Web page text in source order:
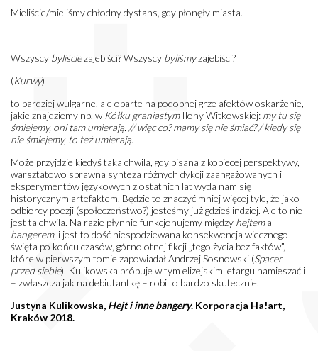
Mieliście/mieliśmy chłodny dystans, gdy płonęły miasta.
Wszyscy byliściezajebiści? Wszyscy byliśmyzajebiści?
(Kurwy)
to bardziej wulgarne, ale oparte na podobnej grze afektów oskarżenie,
jakie znajdziemy np. w Kółku graniastymIlony Witkowskiej: my tu się
śmiejemy, oni tam umierają. // więc co? mamy się nie śmiać? / kiedy się
nie śmiejemy, to też umierają.
Może przyjdzie kiedyś taka chwila, gdy pisana z kobiecej perspektywy,
warsztatowo sprawna synteza różnych dykcji zaangażowanych i
eksperymentów językowych z ostatnich lat wyda nam się
historycznym artefaktem. Będzie to znaczyć mniej więcej tyle, że jako
odbiorcy poezji (społeczeństwo?) jesteśmy już gdzieś indziej. Ale to nie
jest ta chwila. Na razie płynnie funkcjonujemy między hejtema
bangerem, i jest to dość niespodziewana konsekwencja wiecznego
święta po końcu czasów, górnolotnej fikcji „tego życia bez faktów”,
które w pierwszym tomie zapowiadał Andrzej Sosnowski (Spacer
przed siebie). Kulikowska próbuje w tym elizejskim letargu namieszać i
– zwłaszcza jak na debiutantkę – robi to bardzo skutecznie.
Justyna Kulikowska, Hejt i inne bangery. Korporacja Ha!art,
Kraków 2018.